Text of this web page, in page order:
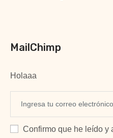
MailChimp
Holaaa
Confirmo que he leído y